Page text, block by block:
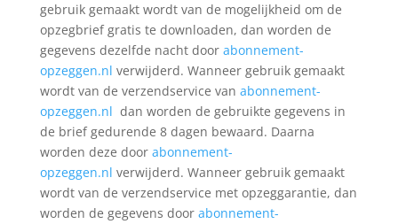
gebruik gemaakt wordt van de mogelijkheid om de
opzegbrief gratis te downloaden, dan worden de
gegevens dezelfde nacht door abonnement-
opzeggen.nl verwijderd. Wanneer gebruik gemaakt
wordt van de verzendservice van abonnement-
opzeggen.nl dan worden de gebruikte gegevens in
de brief gedurende 8 dagen bewaard. Daarna
worden deze door abonnement-
opzeggen.nl verwijderd. Wanneer gebruik gemaakt
wordt van de verzendservice met opzeggarantie, dan
worden de gegevens door abonnement-